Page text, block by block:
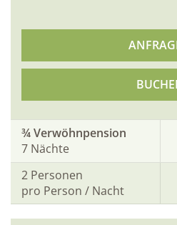
¾ Verwöhnpension
7 Nächte
2 Personen
pro Person / Nacht